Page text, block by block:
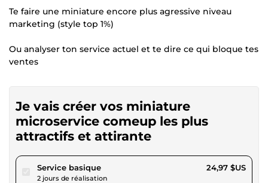
Te faire une miniature encore plus agressive niveau
marketing (style top 1%)
Ou analyser ton service actuel et te dire ce qui bloque tes
ventes
Je vais créer vos miniature
microservice comeup les plus
attractifs et attirante
Service basiquepour 23,01 $US
2 jours de réalisation
24,97 $US